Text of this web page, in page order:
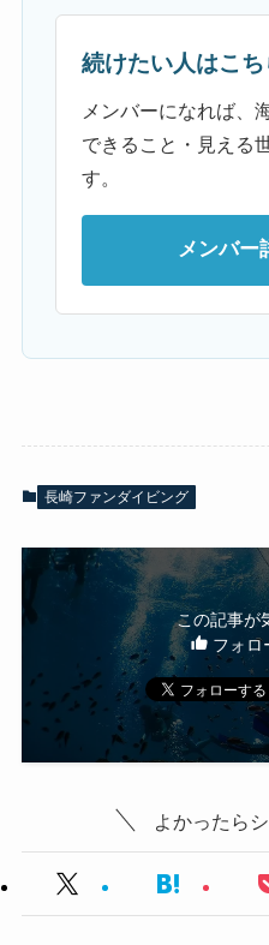
続けたい人はこち
メンバーになれば、
できること・見える
す。
メンバー
長崎ファンダイビング
この記事が
フォロ
よかったら